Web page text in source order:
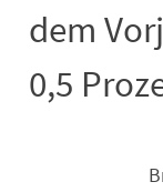
dem
0,5